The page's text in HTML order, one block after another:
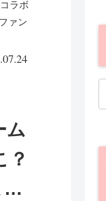
ラボ
ァン
ム
？